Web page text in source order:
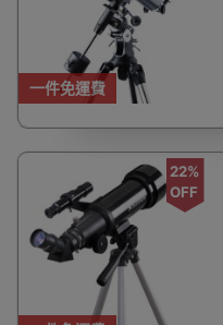
一件免運費
22%
OFF